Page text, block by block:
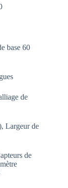
base 60
de
Largeur de
de